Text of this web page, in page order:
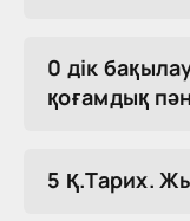
0 дік
қоғамдық
5 Қ.Тарих.